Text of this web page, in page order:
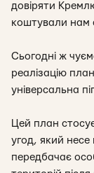
довіряти
коштували нам
Сьогодні ж
реалізацію
універсальна
Цей план
угод, який несе
передбачає